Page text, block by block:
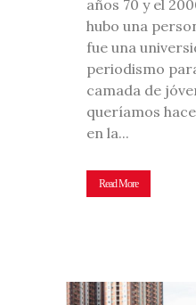
años 70 y el
hubo una
fue una
periodismo
camada de
queríamos
en la...
Read More